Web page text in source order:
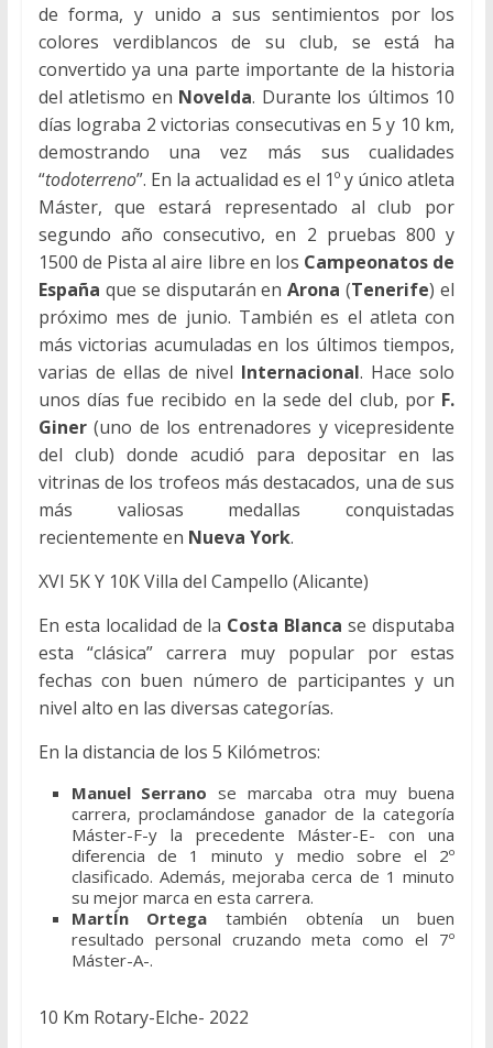
de forma, y unido a sus sentimientos por los
colores verdiblancos de su club, se está ha
convertido ya una parte importante de la historia
del atletismo en Novelda. Durante los últimos 10
días lograba 2 victorias consecutivas en 5 y 10 km,
demostrando una vez más sus cualidades
“todoterreno”. En la actualidad es el 1º y único atleta
Máster, que estará representado al club por
segundo año consecutivo, en 2 pruebas 800 y
1500 de Pista al aire libre en los Campeonatos de
España que se disputarán enArona (Tenerife) el
próximo mes de junio. También es el atleta con
más victorias acumuladas en los últimos tiempos,
varias de ellas de nivel Internacional. Hace solo
unos días fue recibido en la sede del club, por F.
Giner(uno de los entrenadores y vicepresidente
del club) donde acudió para depositar en las
vitrinas de los trofeos más destacados, una de sus
más valiosas medallas conquistadas
recientemente en Nueva York.
XVI 5K Y 10K Villa del Campello (Alicante)
En esta localidad de la Costa Blanca se disputaba
esta “clásica” carrera muy popular por estas
fechas con buen número de participantes y un
nivel alto en las diversas categorías.
En la distancia de los 5 Kilómetros:
Manuel Serrano se marcaba otra muy buena
carrera, proclamándose ganador de la categoría
Máster-F-y la precedente Máster-E- con una
diferencia de 1 minuto y medio sobre el 2º
clasificado. Además, mejoraba cerca de 1 minuto
su mejor marca en esta carrera.
MartÍn Ortega también obtenía un buen
resultado personal cruzando meta como el 7º
Máster-A-.
10 Km Rotary-Elche- 2022